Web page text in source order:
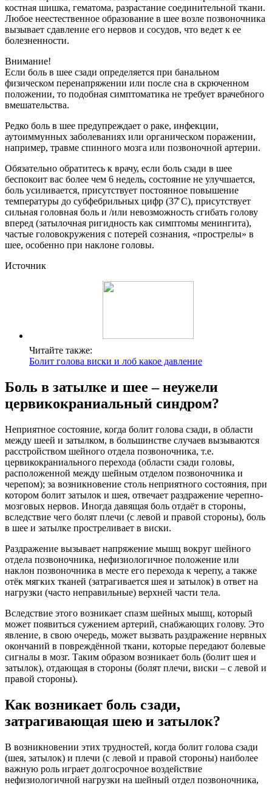
костная шишка, гематома, разрастание соединительной ткани.
Любое неестественное образование в шее возле позвоночника
вызывает сдавление его нервов и сосудов, что ведет к ее
болезненности.
Внимание!
Если боль в шее сзади определяется при банальном
физическом перенапряжении или после сна в скрюченном
положении, то подобная симптоматика не требует врачебного
вмешательства.
Редко боль в шее предупреждает о раке, инфекции,
аутоиммунных заболеваниях или органическом поражении,
например, травме спинного мозга или позвоночной артерии.
Обязательно обратитесь к врачу, если боль сзади в шее
беспокоит вас более чем 6 недель, состояние не улучшается,
боль усиливается, присутствует постоянное повышение
температуры до субфебрильных цифр (37̊ С), присутствует
сильная головная боль и /или невозможность сгибать голову
вперед (затылочная ригидность как симптомы менингита),
частые головокружения с потерей сознания, «прострелы» в
шее, особенно при наклоне головы.
Источник
Читайте также:
Болит голова виски и лоб какое давление
Боль в затылке и шее – неужели
цервикокраниальный синдром?
Неприятное состояние, когда болит голова сзади, в области
между шеей и затылком, в большинстве случаев вызываются
расстройством шейного отдела позвоночника, т.е.
цервикокраниального перехода (области сзади головы,
расположенной между шейным отделом позвоночника и
черепом); за возникновение столь неприятного состояния, при
котором болит затылок и шея, отвечает раздражение черепно-
мозговых нервов. Иногда давящая боль отдаёт в стороны,
вследствие чего болят плечи (с левой и правой стороны), боль
в шее и затылке простреливает в виски.
Раздражение вызывает напряжение мышц вокруг шейного
отдела позвоночника, нефизиологичное положение или
наклон позвоночника в месте его перехода к черепу, а также
отёк мягких тканей (затрагивается шея и затылок) в ответ на
нагрузки (часто неправильные) верхней части тела.
Вследствие этого возникает спазм шейных мышц, который
может появиться сужением артерий, снабжающих голову. Это
явление, в свою очередь, может вызвать раздражение нервных
окончаний в повреждённой ткани, которые передают болевые
сигналы в мозг. Таким образом возникает боль (болит шея и
затылок), отдающая в стороны (болят плечи, виски – с левой и
правой стороны).
Как возникает боль сзади,
затрагивающая шею и затылок?
В возникновении этих трудностей, когда болит голова сзади
(шея, затылок) и плечи (с левой и правой стороны) наиболее
важную роль играет долгосрочное воздействие
нефизиологичной нагрузки на шейный отдел позвоночника,